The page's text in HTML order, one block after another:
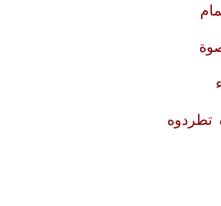
تطردوه